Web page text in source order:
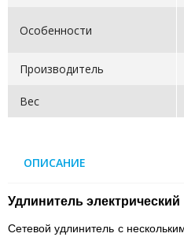
Особенности
Производитель
Вес
ОПИСАНИЕ
Удлинитель электрический
Сетевой удлинитель с